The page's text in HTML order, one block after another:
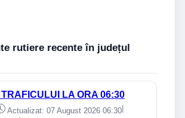
rutiere recente în județul
LA ORA 06:30
Actualizat: 07 August 2026 06:30|